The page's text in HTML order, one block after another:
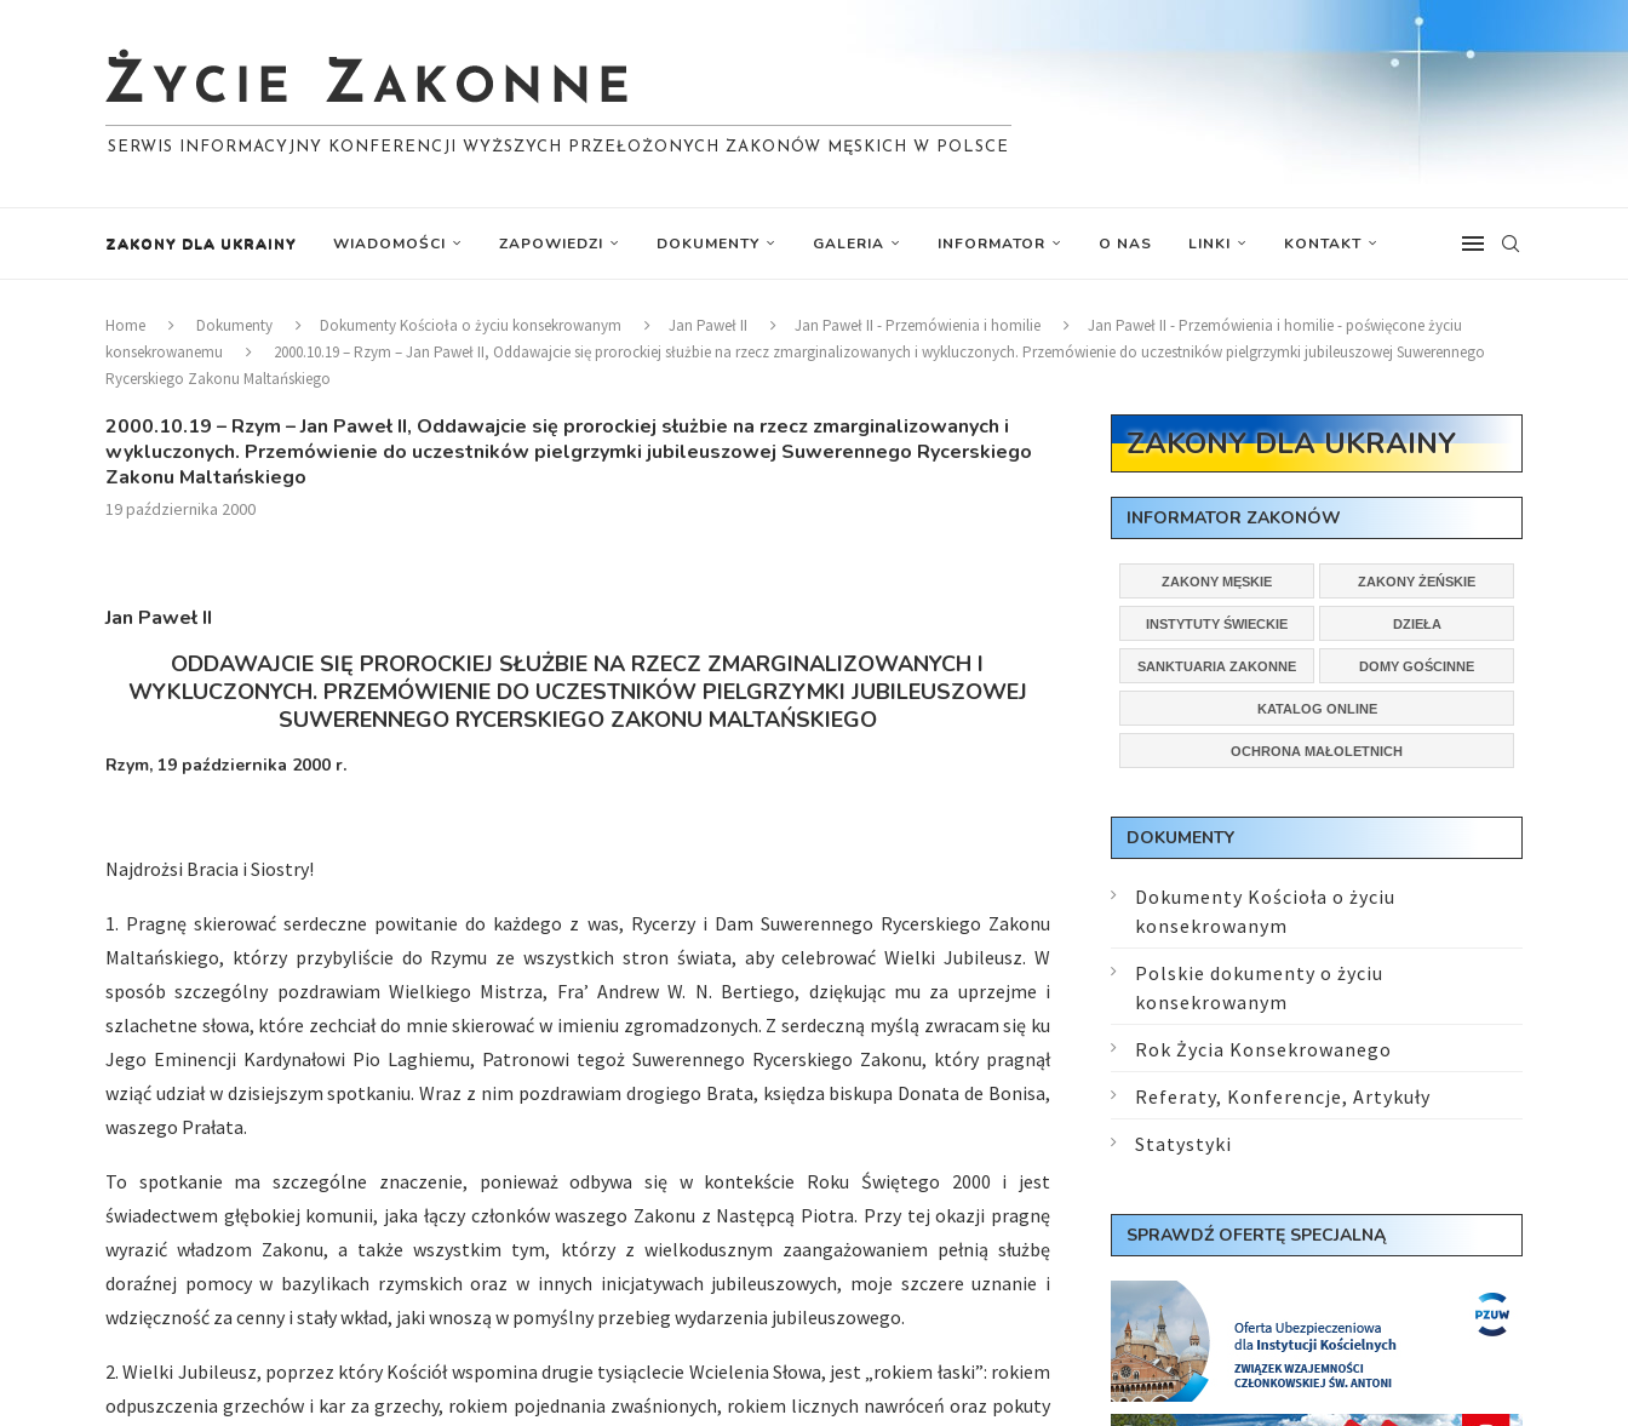
SERWIS INFORMACYJNY KONFERENCJI WYŻSZYCH PRZEŁOŻONYCH ZAKONÓW MĘSKICH W POLSCE
ZAKONY DLA UKRAINY WIADOMOŚCI ZAPOWIEDZI DOKUMENTY GALERIA INFORMATOR O NAS LINKI KONTAKT
Home Dokumenty Dokumenty Kościoła o życiu konsekrowanym Jan Paweł II Jan Paweł II - Przemówienia i homilie
Jan Paweł II - Przemówienia i homilie - poświęcone życiu
konsekrowanemu
2000.10.19 – Rzym – Jan Paweł II, Oddawajcie się prorockiej służbie na rzecz zmarginalizowanych i wykluczonych. Przemówienie do uczestników pielgrzymki jubileuszowej Suwerennego
Rycerskiego Zakonu Maltańskiego
2000.10.19 – Rzym – Jan Paweł II, Oddawajcie się prorockiej służbie na rzecz zmarginalizowanych i
wykluczonych. Przemówienie do uczestników pielgrzymki jubileuszowej Suwerennego Rycerskiego
Zakonu Maltańskiego
19 października 2000
Jan Paweł II
ODDAWAJCIE SIĘ PROROCKIEJ SŁUŻBIE NA RZECZ ZMARGINALIZOWANYCH I
WYKLUCZONYCH. PRZEMÓWIENIE DO UCZESTNIKÓW PIELGRZYMKI JUBILEUSZOWEJ
SUWERENNEGO RYCERSKIEGO ZAKONU MALTAŃSKIEGO
Rzym, 19 października 2000 r.
Najdrożsi Bracia i Siostry!
1. Pragnę skierować serdeczne powitanie do każdego z was, Rycerzy i Dam Suwerennego Rycerskiego Zakonu
Maltańskiego, którzy przybyliście do Rzymu ze wszystkich stron świata, aby celebrować Wielki Jubileusz. W
sposób szczególny pozdrawiam Wielkiego Mistrza, Fra’ Andrew W. N. Bertiego, dziękując mu za uprzejme i
szlachetne słowa, które zechciał do mnie skierować w imieniu zgromadzonych. Z serdeczną myślą zwracam się ku
Jego Eminencji Kardynałowi Pio Laghiemu, Patronowi tegoż Suwerennego Rycerskiego Zakonu, który pragnął
wziąć udział w dzisiejszym spotkaniu. Wraz z nim pozdrawiam drogiego Brata, księdza biskupa Donata de Bonisa,
waszego Prałata.
To spotkanie ma szczególne znaczenie, ponieważ odbywa się w kontekście Roku Świętego 2000 i jest
świadectwem głębokiej komunii, jaka łączy członków waszego Zakonu z Następcą Piotra. Przy tej okazji pragnę
wyrazić władzom Zakonu, a także wszystkim tym, którzy z wielkodusznym zaangażowaniem pełnią służbę
doraźnej pomocy w bazylikach rzymskich oraz w innych inicjatywach jubileuszowych, moje szczere uznanie i
wdzięczność za cenny i stały wkład, jaki wnoszą w pomyślny przebieg wydarzenia jubileuszowego.
2. Wielki Jubileusz, poprzez który Kościół wspomina drugie tysiąclecie Wcielenia Słowa, jest „rokiem łaski”: rokiem
odpuszczenia grzechów i kar za grzechy, rokiem pojednania zwaśnionych, rokiem licznych nawróceń oraz pokuty
ZAKONY DLA UKRAINY
INFORMATOR ZAKONÓW
ZAKONY MĘSKIE ZAKONY ŻEŃSKIE
INSTYTUTY ŚWIECKIE DZIEŁA
SANKTUARIA ZAKONNE DOMY GOŚCINNE
KATALOG ONLINE
OCHRONA MAŁOLETNICH
DOKUMENTY
Dokumenty Kościoła o życiu
konsekrowanym
Polskie dokumenty o życiu
konsekrowanym
Rok Życia Konsekrowanego
Referaty, Konferencje, Artykuły
Statystyki
SPRAWDŹ OFERTĘ SPECJALNĄ